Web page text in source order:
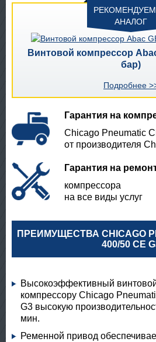
АНАЛОГ
Винтовой компрессор
бар)
Подробнее
Гарантия на
Chicago Pneumatic
от производителя
Гарантия на
компрессора
на все виды услуг
ПРЕИМУЩЕСТВА CHICAGO
400/50 CE
Высокоэффективный
компрессору Chicago
G3 высокую
мин.
Ременной привод